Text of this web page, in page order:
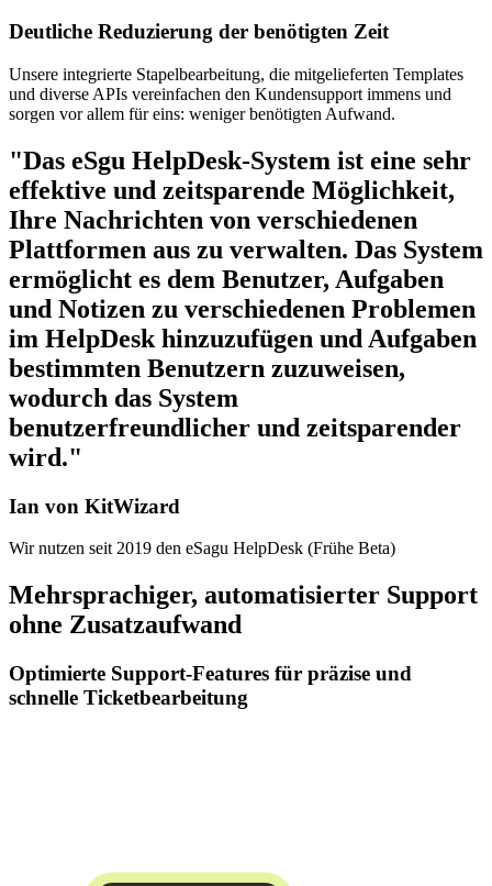
Deutliche Reduzierung der benötigten Zeit
Unsere integrierte Stapelbearbeitung, die mitgelieferten Templates
und diverse APIs vereinfachen den Kundensupport immens und
sorgen vor allem für eins: weniger benötigten Aufwand.
"Das eSgu HelpDesk-System ist eine sehr
effektive und zeitsparende Möglichkeit,
Ihre Nachrichten von verschiedenen
Plattformen aus zu verwalten. Das System
ermöglicht es dem Benutzer, Aufgaben
und Notizen zu verschiedenen Problemen
im HelpDesk hinzuzufügen und Aufgaben
bestimmten Benutzern zuzuweisen,
wodurch das System
benutzerfreundlicher und zeitsparender
wird."
Ian von KitWizard
Wir nutzen seit 2019 den eSagu HelpDesk (Frühe Beta)
Mehrsprachiger, automatisierter Support
ohne Zusatzaufwand
Optimierte Support-Features für präzise und
schnelle Ticketbearbeitung